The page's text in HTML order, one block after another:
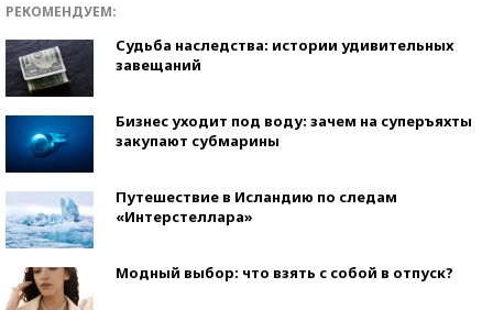
РЕКОМЕНДУЕМ:
Судьба наследства: истории удивительных
завещаний
Бизнес уходит под воду: зачем на суперъяхты
закупают субмарины
Путешествие в Исландию по следам
«Интерстеллара»
Модный выбор: что взять с собой в отпуск?